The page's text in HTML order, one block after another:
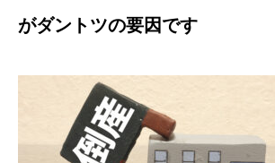
がダントツの要因です